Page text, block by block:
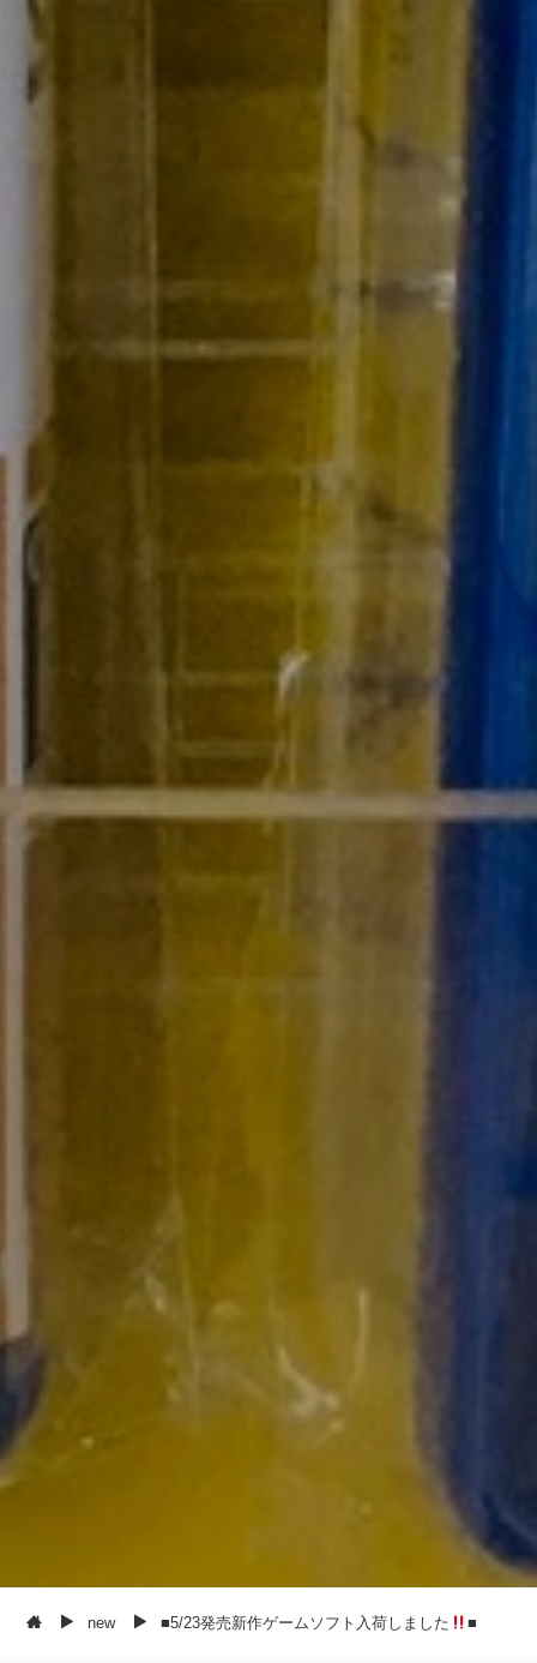
new ■5/23発売新作ゲームソフト入荷しました ■